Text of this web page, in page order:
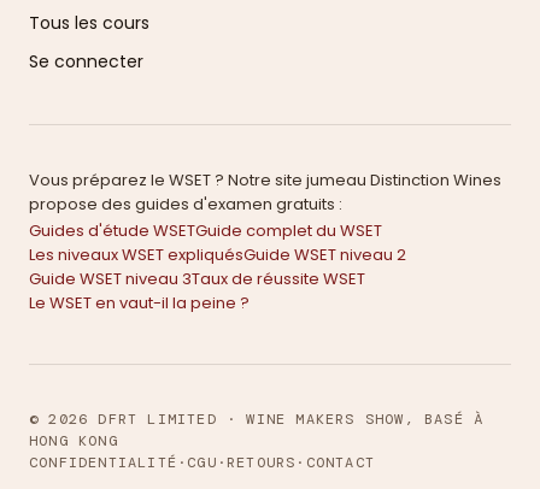
Tous les cours
Se connecter
Vous préparez le WSET ? Notre site jumeau Distinction Wines
propose des guides d'examen gratuits :
Guides d'étude WSETGuide complet du WSET
Les niveaux WSET expliquésGuide WSET niveau 2
Guide WSET niveau 3Taux de réussite WSET
Le WSET en vaut-il la peine ?
© 2026 DFRT LIMITED · WINE MAKERS SHOW, BASÉ À
HONG KONG
CONFIDENTIALITÉ · CGU · RETOURS · CONTACT